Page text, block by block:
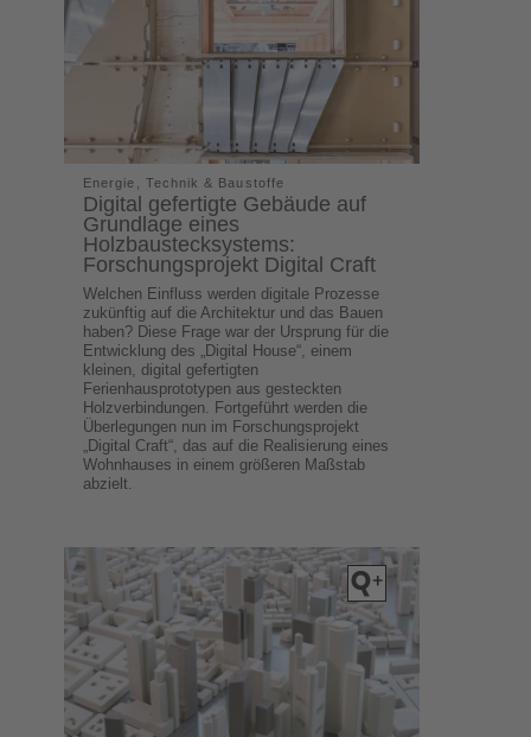
Energie, Technik & Baustoffe
Digital gefertigte Gebäude auf
Grundlage eines
Holzbaustecksystems:
Forschungsprojekt Digital Craft
Welchen Einfluss werden digitale Prozesse
zukünftig auf die Architektur und das Bauen
haben? Diese Frage war der Ursprung für die
Entwicklung des „Digital House“, einem
kleinen, digital gefertigten
Ferienhausprototypen aus gesteckten
Holzverbindungen. Fortgeführt werden die
Überlegungen nun im Forschungsprojekt
„Digital Craft“, das auf die Realisierung eines
Wohnhauses in einem größeren Maßstab
abzielt.